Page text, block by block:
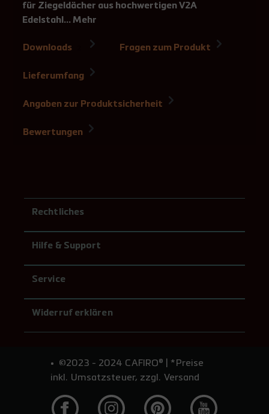
für Ziegeldächer aus hochwertigen V2A
Edelstahl… Mehr
Downloads Fragen zum Produkt
Lieferumfang
Angaben zur Produktsicherheit
Bewertungen
Rechtliches
Hilfe & Support
Service
Widerruf erklären
©2023 - 2024 CAFIRO® | *Preise
inkl. Umsatzsteuer, zzgl. Versand